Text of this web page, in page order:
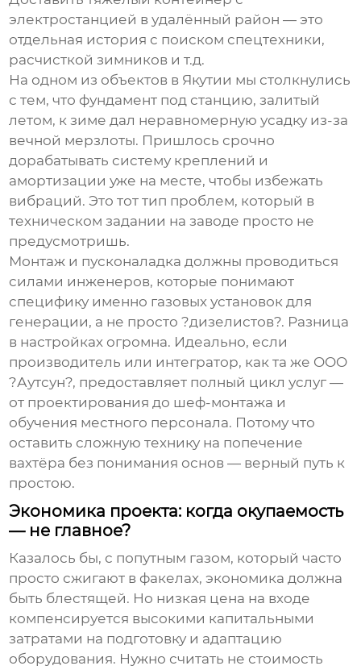
электростанцией в удалённый район — это
отдельная история с поиском спецтехники,
расчисткой зимников и т.д.
На одном из объектов в Якутии мы столкнулись
с тем, что фундамент под станцию, залитый
летом, к зиме дал неравномерную усадку из-за
вечной мерзлоты. Пришлось срочно
дорабатывать систему креплений и
амортизации уже на месте, чтобы избежать
вибраций. Это тот тип проблем, который в
техническом задании на заводе просто не
предусмотришь.
Монтаж и пусконаладка должны проводиться
силами инженеров, которые понимают
специфику именно газовых установок для
генерации, а не просто ?дизелистов?. Разница
в настройках огромна. Идеально, если
производитель или интегратор, как та же OOO
?Аутсун?, предоставляет полный цикл услуг —
от проектирования до шеф-монтажа и
обучения местного персонала. Потому что
оставить сложную технику на попечение
вахтёра без понимания основ — верный путь к
простою.
Экономика проекта: когда окупаемость
— не главное?
Казалось бы, с попутным газом, который часто
просто сжигают в факелах, экономика должна
быть блестящей. Но низкая цена на входе
компенсируется высокими капитальными
затратами на подготовку и адаптацию
оборудования. Нужно считать не стоимость